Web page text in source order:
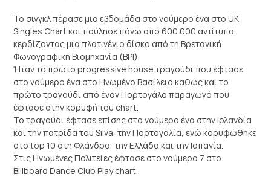
Το σινγκλ πέρασε μια εβδομάδα στο νούμερο ένα στο UK
Singles Chart και πούλησε πάνω από 600.000 αντίτυπα,
κερδίζοντας μια πλατινένιο δίσκο από τη Βρετανική
Φωνογραφική Βιομηχανία (BPI).
Ήταν το πρώτο progressive house τραγούδι που έφτασε
στο νούμερο ένα στο Ηνωμένο Βασίλειο καθώς και το
πρώτο τραγούδι από έναν Πορτογάλο παραγωγό που
έφτασε στην κορυφή του chart.
Το τραγούδι έφτασε επίσης στο νούμερο ένα στην Ιρλανδία
και την πατρίδα του Silva, την Πορτογαλία, ενώ κορυφώθηκε
στο top 10 στη Φλάνδρα, την Ελλάδα και την Ισπανία.
Στις Ηνωμένες Πολιτείες έφτασε στο νούμερο 7 στο
Billboard Dance Club Play chart.